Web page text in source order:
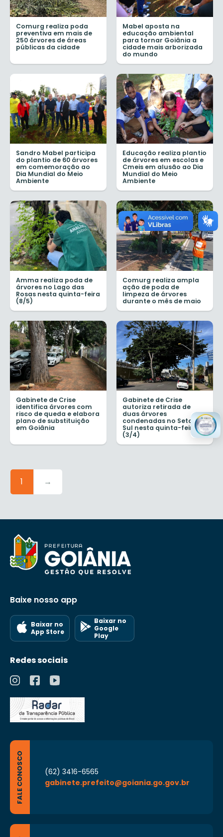
Comurg realiza poda
preventiva em mais de
250 árvores de áreas
públicas da cidade
Mabel aposta na
educação ambiental
para tornar Goiânia a
cidade mais arborizada
do mundo
Sandro Mabel participa
do plantio de 60 árvores
em comemoração ao
Dia Mundial do Meio
Ambiente
Educação realiza plantio
de árvores em escolas e
Cmeis em alusão ao Dia
Mundial do Meio
Ambiente
Amma realiza poda de
árvores no Lago das
Rosas nesta quinta-feira
(8/5)
Comurg realiza ampla
ação de poda de
limpeza de árvores
durante o mês de maio
Gabinete de Crise
identifica árvores com
risco de queda e elabora
plano de substituição
em Goiânia
Gabinete de Crise
autoriza retirada de
duas árvores
condenadas no Setor
Sul nesta quinta-feira
(3/4)
1 →
Baixe nosso app
Baixar no
App Store
Baixar no
Google
Play
Redes sociais
FALE CONOSCO
(62) 3416-6565
gabinete.prefeito@goiania.go.gov.br